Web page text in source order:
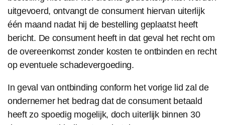
uitgevoerd, ontvangt de consument hiervan uiterlijk
één maand nadat hij de bestelling geplaatst heeft
bericht. De consument heeft in dat geval het recht om
de overeenkomst zonder kosten te ontbinden en recht
op eventuele schadevergoeding.
In geval van ontbinding conform het vorige lid zal de
ondernemer het bedrag dat de consument betaald
heeft zo spoedig mogelijk, doch uiterlijk binnen 30